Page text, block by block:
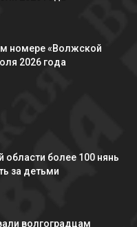
номере «Волжской
2026 года
области более 100 нянь
за детьми
волгоградцам